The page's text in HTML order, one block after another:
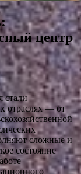
центр
стали
отраслях — от
сложные и
состояние